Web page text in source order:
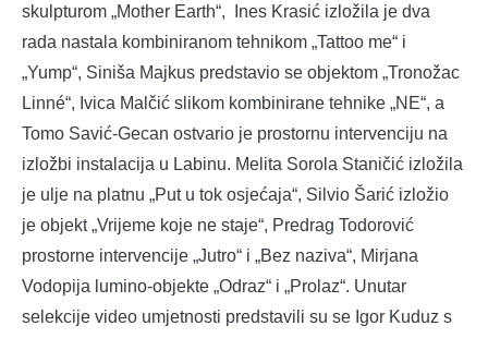
skulpturom „Mother Earth“, Ines Krasić izložila je dva
rada nastala kombiniranom tehnikom „Tattoo me“ i
„Yump“, Siniša Majkus predstavio se objektom „Tronožac
Linné“, Ivica Malčić slikom kombinirane tehnike „NE“, a
Tomo Savić-Gecan ostvario je prostornu intervenciju na
izložbi instalacija u Labinu. Melita Sorola Staničić izložila
je ulje na platnu „Put u tok osjećaja“, Silvio Šarić izložio
je objekt „Vrijeme koje ne staje“, Predrag Todorović
prostorne intervencije „Jutro“ i „Bez naziva“, Mirjana
Vodopija lumino-objekte „Odraz“ i „Prolaz“. Unutar
selekcije video umjetnosti predstavili su se Igor Kuduz s